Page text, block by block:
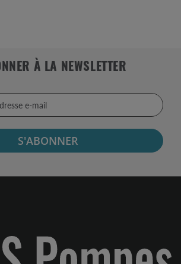
À LA NEWSLETTER
S'ABONNER